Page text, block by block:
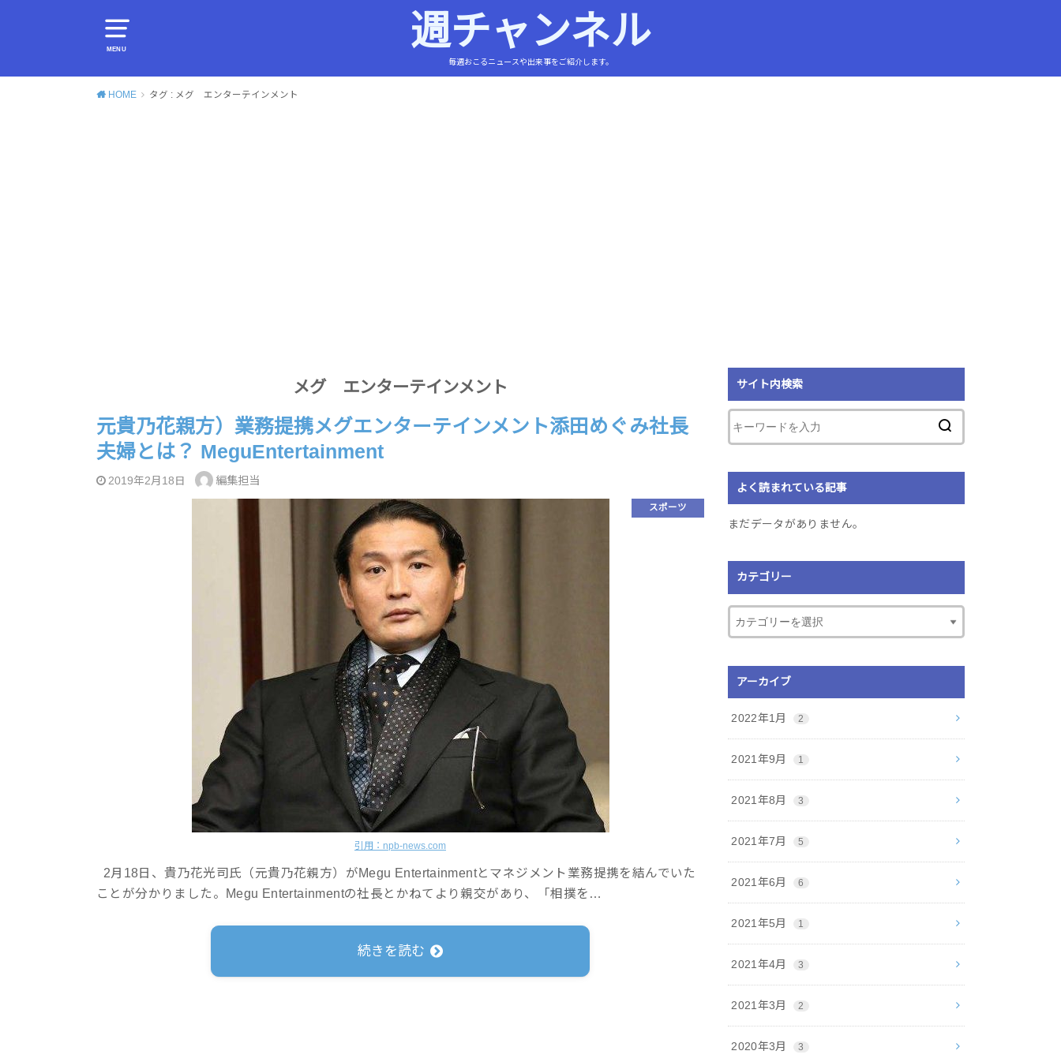
MENU 週チャンネル
毎週おこるニュースや出来事をご紹介します。
HOME タグ : メグ エンターテインメント
メグ エンターテインメント
元貴乃花親方）業務提携メグエンターテインメント添田めぐみ社長
夫婦とは？ MeguEntertainment
2019年2月18日 編集担当
引用：npb-news.com
スポーツ
2月18日、貴乃花光司氏（元貴乃花親方）がMegu Entertainmentとマネジメント業務提携を結んでいた
ことが分かりました。Megu Entertainmentの社長とかねてより親交があり、「相撲を…
続きを読む
サイト内検索
よく読まれている記事
まだデータがありません。
カテゴリー
アーカイブ
2022年1月 2
2021年9月 1
2021年8月 3
2021年7月 5
2021年6月 6
2021年5月 1
2021年4月 3
2021年3月 2
2020年3月 3